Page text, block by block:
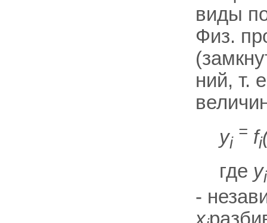
виды
Физ.
ний, т.
уi
= fi
где уi
-